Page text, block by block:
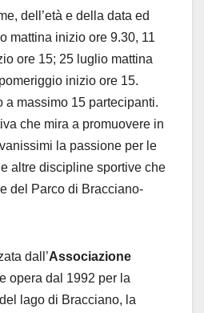
dell’età e della data ed
mattina inizio ore 9.30, 11
ore 15; 25 luglio mattina
inizio ore 15.
a massimo 15 partecipanti.
che mira a promuovere in
la passione per le
altre discipline sportive che
del Parco di Bracciano-
dall’Associazione
opera dal 1992 per la
lago di Bracciano, la